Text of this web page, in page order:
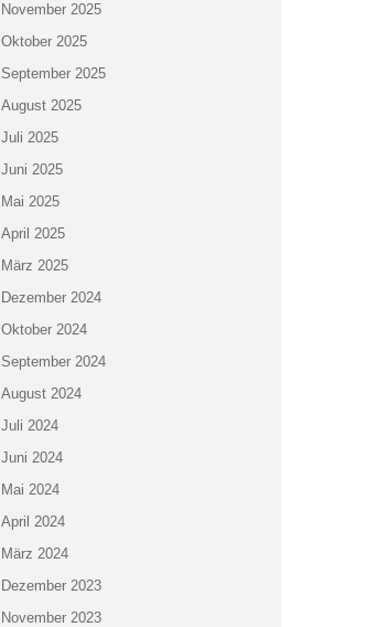
November 2025
Oktober 2025
September 2025
August 2025
Juli 2025
Juni 2025
Mai 2025
April 2025
März 2025
Dezember 2024
Oktober 2024
September 2024
August 2024
Juli 2024
Juni 2024
Mai 2024
April 2024
März 2024
Dezember 2023
November 2023